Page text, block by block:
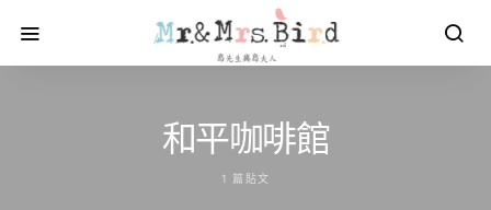
和平咖啡館
1 篇貼文